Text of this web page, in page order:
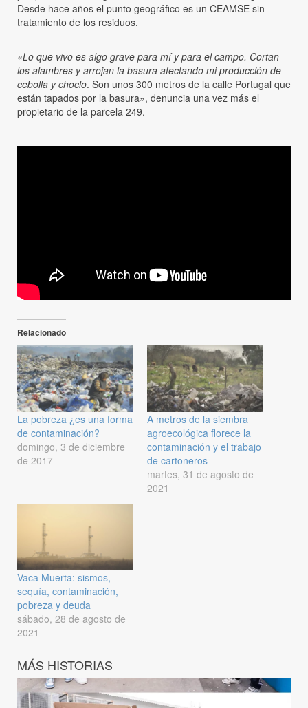
Desde hace años el punto geográfico es un CEAMSE sin
tratamiento de los residuos.
«Lo que vivo es algo grave para mí y para el campo. Cortan
los alambres y arrojan la basura afectando mi producción de
cebolla y choclo. Son unos 300 metros de la calle Portugal que
están tapados por la basura», denuncia una vez más el
propietario de la parcela 249.
Relacionado
La pobreza ¿es una forma
de contaminación?
domingo, 3 de diciembre
de 2017
A metros de la siembra
agroecológica florece la
contaminación y el trabajo
de cartoneros
martes, 31 de agosto de
2021
Vaca Muerta: sismos,
sequía, contaminación,
pobreza y deuda
sábado, 28 de agosto de
2021
MÁS HISTORIAS